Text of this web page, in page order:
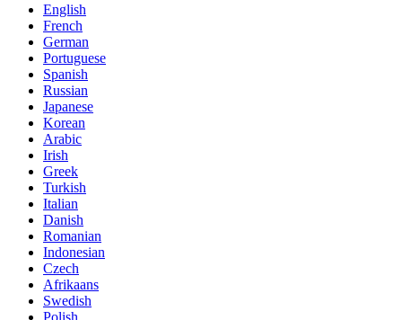
English
French
German
Portuguese
Spanish
Russian
Japanese
Korean
Arabic
Irish
Greek
Turkish
Italian
Danish
Romanian
Indonesian
Czech
Afrikaans
Swedish
Polish